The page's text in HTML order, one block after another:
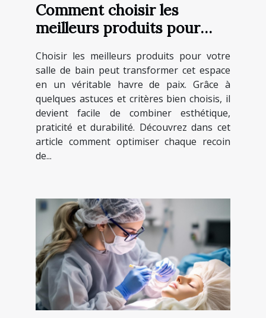
Comment choisir les
meilleurs produits pour
Choisir les meilleurs produits pour votre
salle de bain peut transformer cet espace
en un véritable havre de paix. Grâce à
quelques astuces et critères bien choisis, il
devient facile de combiner esthétique,
praticité et durabilité. Découvrez dans cet
article comment optimiser chaque recoin
de...